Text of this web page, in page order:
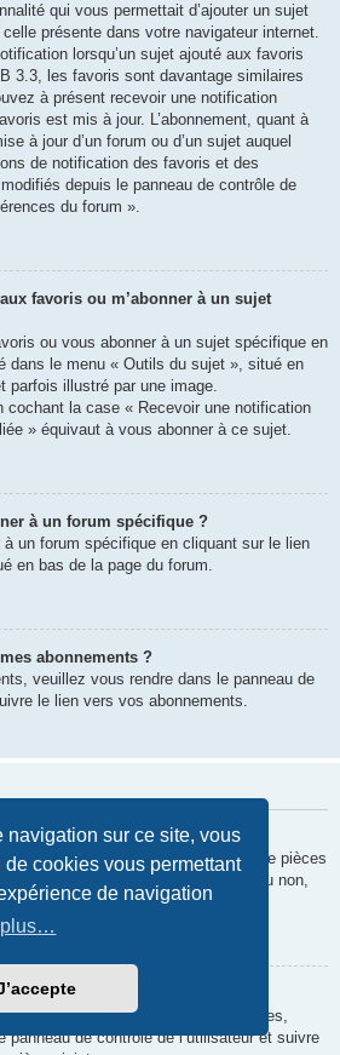
navigation sur ce site, vous
de cookies vous permettant
de navigation
plus…
qui vous permettait d’ajouter un sujet
présente dans votre navigateur internet.
lorsqu’un sujet ajouté aux favoris
3.3, les favoris sont davantage similaires
à présent recevoir une notification
est mis à jour. L’abonnement, quant à
à jour d’un forum ou d’un sujet auquel
de notification des favoris et des
depuis le panneau de contrôle de
du forum ».
favoris ou m’abonner à un sujet
ou vous abonner à un sujet spécifique en
dans le menu « Outils du sujet », situé en
parfois illustré par une image.
cochant la case « Recevoir une notification
» équivaut à vous abonner à ce sujet.
à un forum spécifique ?
un forum spécifique en cliquant sur le lien
en bas de la page du forum.
abonnements ?
veuillez vous rendre dans le panneau de
le lien vers vos abonnements.
autorisées sur ce forum ?
autoriser ou interdire certains types de pièces
certain de savoir ce qui est autorisé ou non,
un administrateur du forum.
toutes mes pièces jointes ?
jointes que vous avez transférées,
panneau de contrôle de l’utilisateur et suivre